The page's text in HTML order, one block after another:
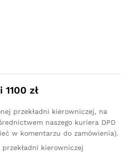
1100 zł
przekładni kierowniczej, na
naszego kuriera DPD
w komentarzu do zamówienia).
kierowniczej